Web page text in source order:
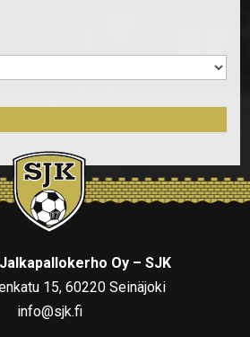
Oy – SJK
15, 60220 Seinäjoki
info@sjk.fi